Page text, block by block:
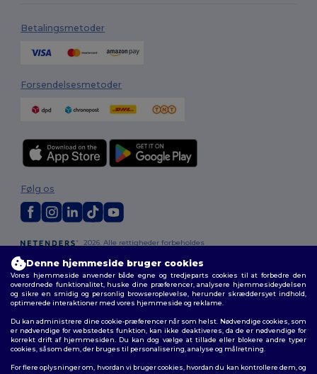
Betalingsmetoder
Forsendelsesmetoder
2026. Alle rettigheder forbeholdes
Vilkår og Betingelser
cookies|Sitemap
Følg os
Denne hjemmeside bruger cookies
Vores hjemmeside anvender både egne og tredjeparts cookies til at forbedre den
overordnede funktionalitet, huske dine præferencer, analysere hjemmesideydelsen
og sikre en smidig og personlig browseroplevelse, herunder skræddersyet indhold,
optimerede interaktioner med vores hjemmeside og reklame.
Du kan administrere dine cookie-præferencer når som helst. Nødvendige cookies, som
er nødvendige for webstedets funktion, kan ikke deaktiveres, da de er nødvendige for
korrekt drift af hjemmesiden. Du kan dog vælge at tillade eller blokere andre typer
cookies, såsom dem, der bruges til personalisering, analyse og målretning.
For flere oplysninger om, hvordan vi bruger cookies, hvordan du kan kontrollere dem, og